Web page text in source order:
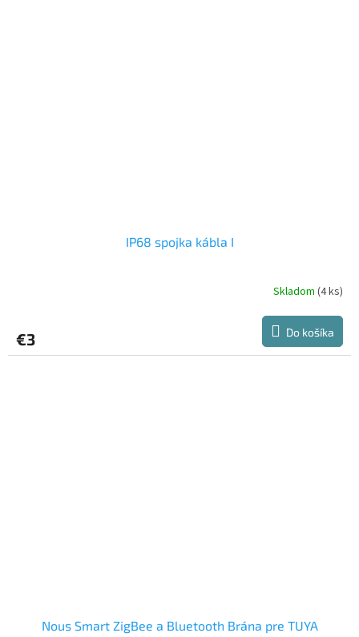
IP68 spojka kábla I
Skladom (4 ks)
€3 Do košíka
Nous Smart ZigBee a Bluetooth Brána pre TUYA